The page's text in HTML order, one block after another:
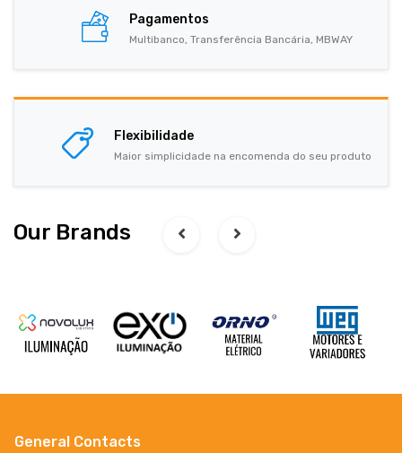
Pagamentos
Multibanco, Transferência Bancária, MBWAY
Flexibilidade
Maior simplicidade na encomenda do seu produto
Our Brands
General Contacts